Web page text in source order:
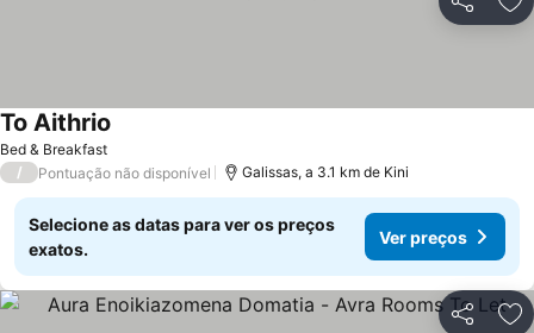
Partilhar
Bed & Breakfast
To Aithrio
/ Pontuação não disponível Galissas, a 3.1 km de Kini
Selecione as datas para ver os preços
exatos.
Ver preços
Partilhar